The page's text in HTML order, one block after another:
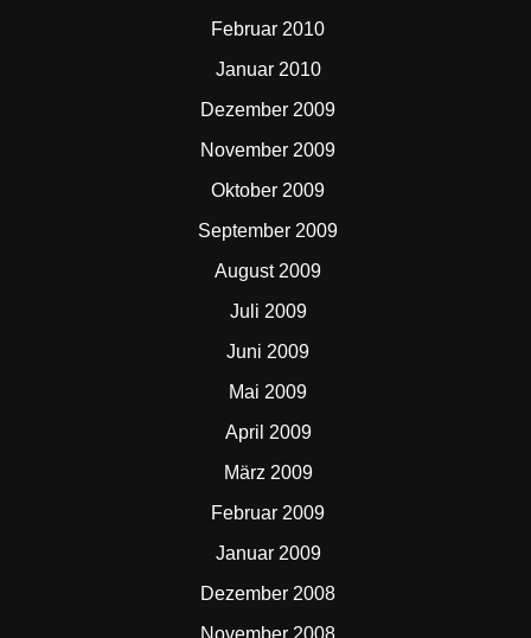
Februar 2010
Januar 2010
Dezember 2009
November 2009
Oktober 2009
September 2009
August 2009
Juli 2009
Juni 2009
Mai 2009
April 2009
März 2009
Februar 2009
Januar 2009
Dezember 2008
November 2008